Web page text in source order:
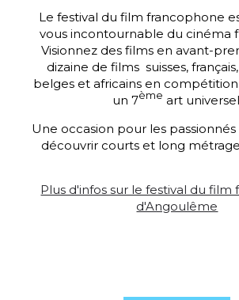
Le festival du film francophone
vous incontournable du cinéma
Visionnez des films en avant-
dizaine de films suisses,
belges et africains en
un 7ème art
Une occasion pour les
découvrir courts et long
Plus d'infos sur le festival du film
d'Angoulême